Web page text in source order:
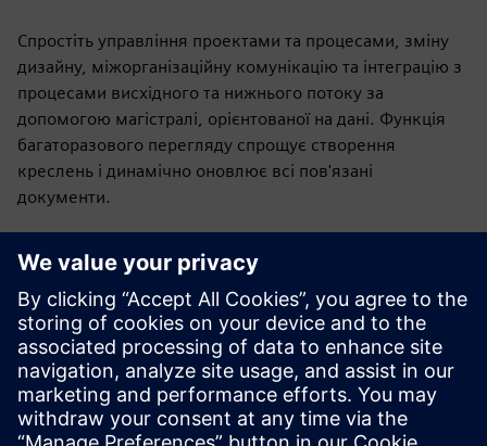
Спростіть управління проектами та процесами, зміну
дизайну, міжорганізаційну комунікацію та інтеграцію з
процесами висхідного та нижнього потоку за
допомогою магістралі, орієнтованої на дані. Функція
багаторазового перегляду спрощує створення
креслень і динамічно оновлює всі пов'язані
документи.
зменшити час, необхідний для створення складних
макетів панелей. Визначте проблеми та застосовуйте
найкращі практики за допомогою автоматизованої
перевірки правил проектування. Функції управління
даними спрощують керування версіями та усувають
помилки транскрипції, характерні для традиційних
процесів на основі файлів.